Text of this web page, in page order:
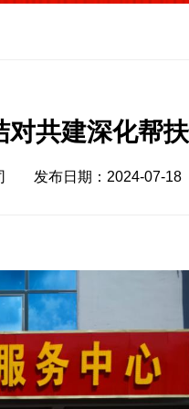
对共建深化帮
发布日期：2024-07-18